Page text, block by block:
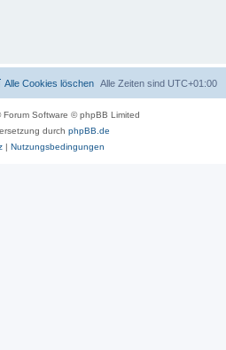
Alle Zeiten sind UTC+01:00
Alle Cookies löschen
Forum Software © phpBB Limited
durch phpBB.de
| Nutzungsbedingungen